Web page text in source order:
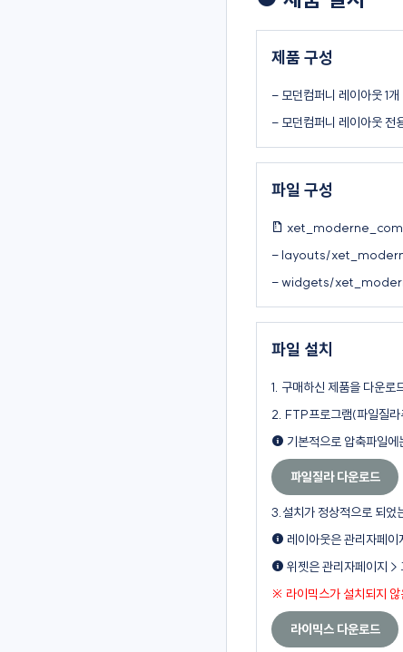
제품 구성
- 모던컴퍼니 레이아웃 1개
- 모던컴퍼니 레이아웃 전
파일 구성
- layouts/
- widgets/
파일 설치
1. 구매하신 제품을 다운로
2. FTP프로그램(파일질라
기본적으로 압축파일
파일질라 다운로드
3.설치가 정상적으로 되었
레이아웃은 관리자페
위젯은 관리자페이지 >
※ 라이믹스가 설치되지 않
라이믹스 다운로드